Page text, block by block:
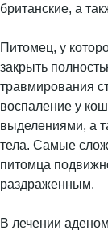
британские, а
Питомец, у
закрыть
травмирования
воспаление у
выделениями, а
тела. Самые
питомца
раздраженным.
В лечении